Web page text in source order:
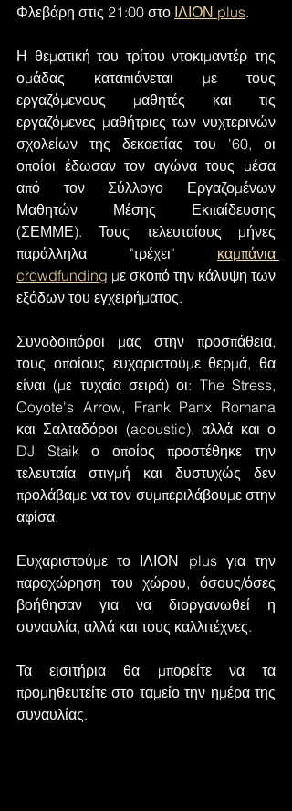
Φλεβάρη στις 21:00 στο ΙΛΙΟΝ plus.
Η θεματική του τρίτου ντοκιμαντέρ της
ομάδας καταπιάνεται με τους
εργαζόμενους μαθητές και τις
εργαζόμενες μαθήτριες των νυχτερινών
σχολείων της δεκαετίας του '60, οι
οποίοι έδωσαν τον αγώνα τους μέσα
από τον Σύλλογο Εργαζομένων
Μαθητών Μέσης Εκπαίδευσης
(ΣΕΜΜΕ). Τους τελευταίους μήνες
παράλληλα "τρέχει" καμπάνια
crowdfunding με σκοπό την κάλυψη των
εξόδων του εγχειρήματος.
Συνοδοιπόροι μας στην προσπάθεια,
τους οποίους ευχαριστούμε θερμά, θα
είναι (με τυχαία σειρά) οι: The Stress,
Coyote's Arrow, Frank Panx Romana
και Σαλταδόροι (acoustic), αλλά και ο
DJ Staik ο οποίος προστέθηκε την
τελευταία στιγμή και δυστυχώς δεν
προλάβαμε να τον συμπεριλάβουμε στην
αφίσα.
Ευχαριστούμε το ΙΛΙΟΝ plus για την
παραχώρηση του χώρου, όσους/όσες
βοήθησαν για να διοργανωθεί η
συναυλία, αλλά και τους καλλιτέχνες.
Τα εισιτήρια θα μπορείτε να τα
προμηθευτείτε στο ταμείο την ημέρα της
συναυλίας.